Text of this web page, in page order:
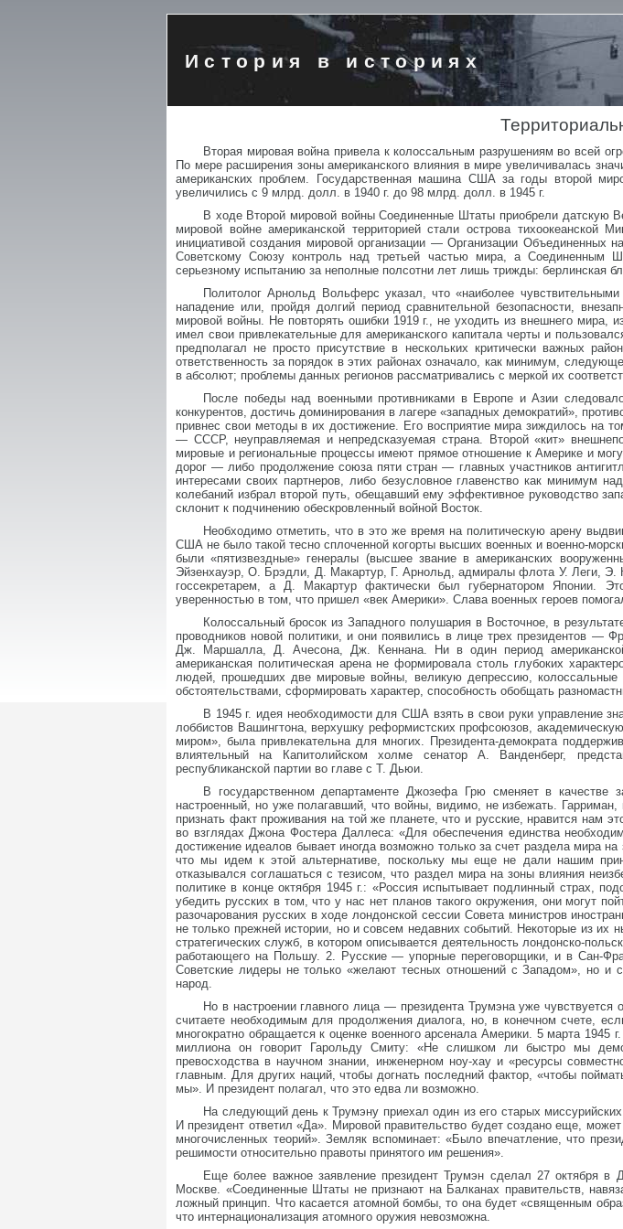
История в историях
Вторая мировая война привела к колоссальным разрушениям во всей
По мере расширения зоны американского влияния в мире увеличивалась
американских проблем. Государственная машина США за годы второй
увеличились с 9 млрд. долл. в 1940 г. до 98 млрд. долл. в 1945 г.
В ходе Второй мировой войны Соединенные Штаты приобрели
мировой войне американской территорией стали острова тихоокеанской
инициативой создания мировой организации — Организации
Советскому Союзу контроль над третьей частью мира, а Соединенным
серьезному испытанию за неполные полсотни лет лишь трижды: берлинская
Политолог Арнольд Вольферс указал, что «наиболее
нападение или, пройдя долгий период сравнительной безопасности,
мировой войны. Не повторять ошибки 1919 г., не уходить из внешнего
имел свои привлекательные для американского капитала черты и
предполагал не просто присутствие в нескольких критически важных
ответственность за порядок в этих районах означало, как минимум,
в абсолют; проблемы данных регионов рассматривались с меркой их
После победы над военными противниками в Европе и Азии
конкурентов, достичь доминирования в лагере «западных демократий»,
привнес свои методы в их достижение. Его восприятие мира зиждилось на
— СССР, неуправляемая и непредсказуемая страна. Второй «кит»
мировые и региональные процессы имеют прямое отношение к Америке и
дорог — либо продолжение союза пяти стран — главных участников
интересами своих партнеров, либо безусловное главенство как минимум
колебаний избрал второй путь, обещавший ему эффективное руководство
склонит к подчинению обескровленный войной Восток.
Необходимо отметить, что в это же время на политическую арену
США не было такой тесно сплоченной когорты высших военных и военно-
были «пятизвездные» генералы (высшее звание в американских
Эйзенхауэр, О. Брэдли, Д. Макартур, Г. Арнольд, адмиралы флота У. Леги,
госсекретарем, а Д. Макартур фактически был губернатором Японии.
уверенностью в том, что пришел «век Америки». Слава военных героев
Колоссальный бросок из Западного полушария в Восточное, в
проводников новой политики, и они появились в лице трех президентов —
Дж. Маршалла, Д. Ачесона, Дж. Кеннана. Ни в один период
американская политическая арена не формировала столь глубоких
людей, прошедших две мировые войны, великую депрессию,
обстоятельствами, сформировать характер, способность обобщать
В 1945 г. идея необходимости для США взять в свои руки управление
лоббистов Вашингтона, верхушку реформистских профсоюзов,
миром», была привлекательна для многих. Президента-демократа
влиятельный на Капитолийском холме сенатор А. Ванденберг,
республиканской партии во главе с Т. Дьюи.
В государственном департаменте Джозефа Грю сменяет в качестве
настроенный, но уже полагавший, что войны, видимо, не избежать.
признать факт проживания на той же планете, что и русские, нравится нам
во взглядах Джона Фостера Даллеса: «Для обеспечения единства
достижение идеалов бывает иногда возможно только за счет раздела мира
что мы идем к этой альтернативе, поскольку мы еще не дали нашим
отказывался соглашаться с тезисом, что раздел мира на зоны влияния
политике в конце октября 1945 г.: «Россия испытывает подлинный страх,
убедить русских в том, что у нас нет планов такого окружения, они могут
разочарования русских в ходе лондонской сессии Совета министров
не только прежней истории, но и совсем недавних событий. Некоторые из
стратегических служб, в котором описывается деятельность лондонско-
работающего на Польшу. 2. Русские — упорные переговорщики, и в Сан-
Советские лидеры не только «желают тесных отношений с Западом», но и
народ.
Но в настроении главного лица — президента Трумэна уже
считаете необходимым для продолжения диалога, но, в конечном счете,
многократно обращается к оценке военного арсенала Америки. 5 марта
миллиона он говорит Гарольду Смиту: «Не слишком ли быстро мы
превосходства в научном знании, инженерном ноу-хау и «ресурсы
главным. Для других наций, чтобы догнать последний фактор, «чтобы
мы». И президент полагал, что это едва ли возможно.
На следующий день к Трумэну приехал один из его старых
И президент ответил «Да». Мировой правительство будет создано еще,
многочисленных теорий». Земляк вспоминает: «Было впечатление, что
решимости относительно правоты принятого им решения».
Еще более важное заявление президент Трумэн сделал 27 октября в
Москве. «Соединенные Штаты не признают на Балканах правительств,
ложный принцип. Что касается атомной бомбы, то она будет «священным
что интернационализация атомного оружия невозможна.